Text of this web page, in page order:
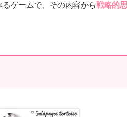
ゲームで、その内容から戦略的